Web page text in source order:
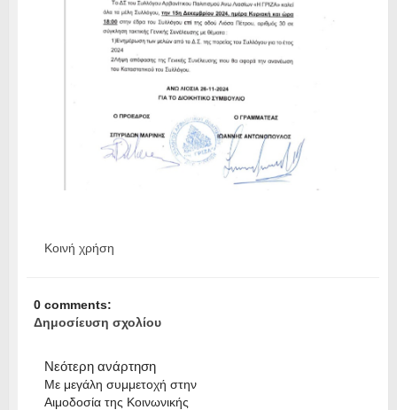
Κοινή χρήση
0 comments:
Δημοσίευση σχολίου
Νεότερη ανάρτηση
Με μεγάλη συμμετοχή στην
Αιμοδοσία της Κοινωνικής